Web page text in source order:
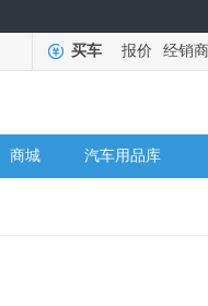
买车 报价 经销商
商城 汽车用品库